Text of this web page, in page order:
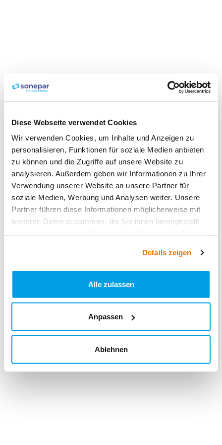
Diese Webseite verwendet Cookies
Wir verwenden Cookies, um Inhalte und Anzeigen zu
personalisieren, Funktionen für soziale Medien anbieten
zu können und die Zugriffe auf unsere Website zu
analysieren. Außerdem geben wir Informationen zu Ihrer
Verwendung unserer Website an unsere Partner für
soziale Medien, Werbung und Analysen weiter. Unsere
Partner führen diese Informationen möglicherweise mit
weiteren Daten zusammen, die Sie ihnen bereitgestellt
Details zeigen
Alle zulassen
Anpassen
Ablehnen